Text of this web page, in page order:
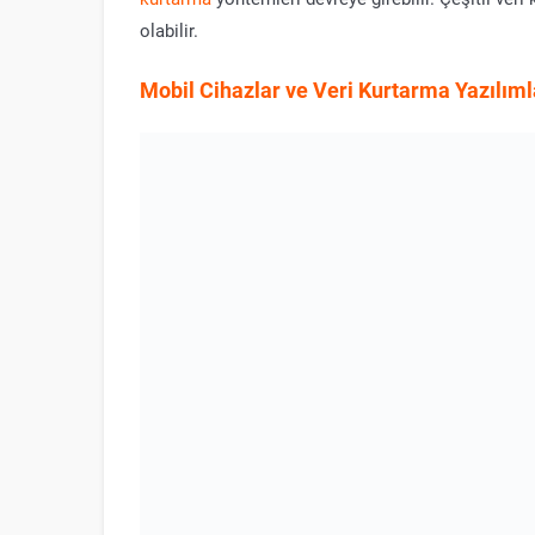
olabilir.
Mobil Cihazlar ve Veri Kurtarma